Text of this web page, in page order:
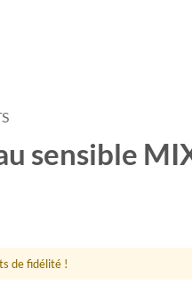
sensible
de fidélité !